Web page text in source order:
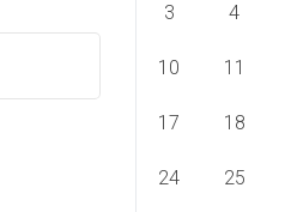
3 4
10 11
17 18
24 25